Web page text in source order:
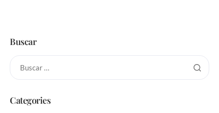
Buscar
Categories